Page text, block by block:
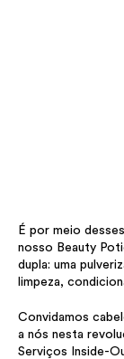
É por meio
nosso Beauty
dupla: uma
limpeza,
Convidamos
a nós nesta
Serviços Inside-